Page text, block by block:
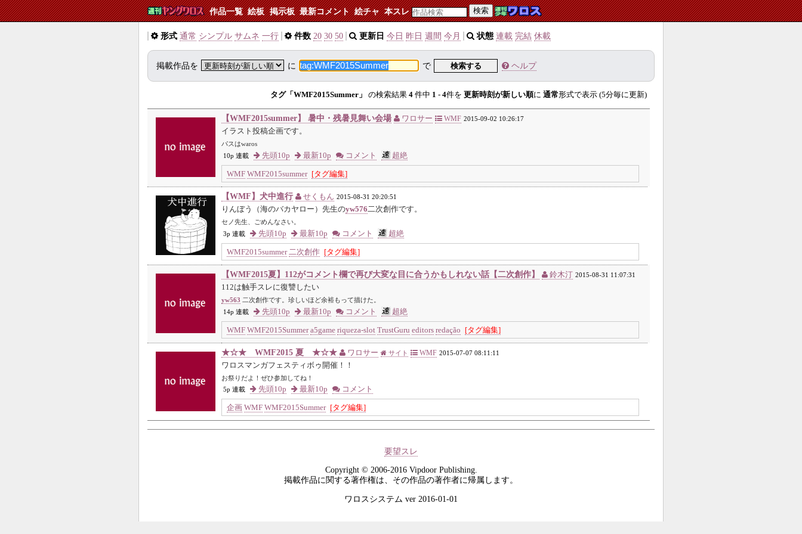
作品一覧 絵板 掲示板 最新コメント 絵チャ 本スレ 検索
形式 通常 シンプル サムネ 一行 件数 20 30 50 更新日 今日 昨日 週間 今月 状態 連載 完結 休載
掲載作品を に で 検索する ヘルプ
タグ「WMF2015Summer」 の検索結果4 件中 1 -4件を 更新時刻が新しい順に通常形式で表示 (5分毎に更新)
【WMF2015summer】 暑中・残暑見舞い会場 ワロサー WMF 2015-09-02 10:26:17
イラスト投稿企画です。
パスはwaros
10p 連載
先頭10p 最新10p コメント 超絶
WMF WMF2015summer [タグ編集]
【WMF】犬中進行 せくもん 2015-08-31 20:20:51
りんぼう（海のバカヤロー）先生のyw576二次創作です。
セノ先生、ごめんなさい。
3p 連載
先頭10p 最新10p コメント 超絶
WMF2015summer 二次創作 [タグ編集]
【WMF2015夏】112がコメント欄で再び大変な目に合うかもしれない話【二次創作】 鈴木汀 2015-08-31 11:07:31
112は触手スレに復讐したい
yw563 二次創作です。珍しいほど余裕もって描けた。
14p 連載
先頭10p 最新10p コメント 超絶
WMF WMF2015Summer a5game riqueza-slot TrustGuru editors redação [タグ編集]
★☆★ WMF2015 夏 ★☆★ ワロサー サイト WMF 2015-07-07 08:11:11
ワロスマンガフェスティボゥ開催！！
お祭りだよ！ぜひ参加してね！
5p 連載
先頭10p 最新10p コメント
企画 WMF WMF2015Summer [タグ編集]
要望スレ
Copyright © 2006-2016 Vipdoor Publishing.
掲載作品に関する著作権は、その作品の著作者に帰属します。
ワロスシステム ver 2016-01-01